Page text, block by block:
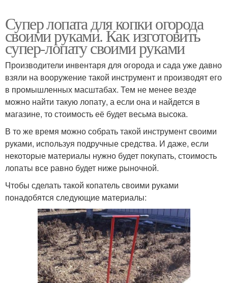
Супер лопата для копки огорода
своими руками. Как изготовить
супер-лопату своими руками
Производители инвентаря для огорода и сада уже давно
взяли на вооружение такой инструмент и производят его
в промышленных масштабах. Тем не менее везде
можно найти такую лопату, а если она и найдется в
магазине, то стоимость её будет весьма высока.
В то же время можно собрать такой инструмент своими
руками, используя подручные средства. И даже, если
некоторые материалы нужно будет покупать, стоимость
лопаты все равно будет ниже рыночной.
Чтобы сделать такой копатель своими руками
понадобятся следующие материалы: